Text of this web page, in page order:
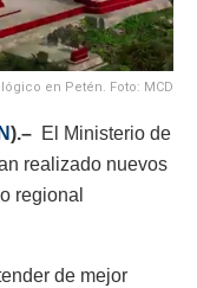
en Petén. Foto: MCD
).– El Ministerio de
realizado nuevos
regional
de mejor